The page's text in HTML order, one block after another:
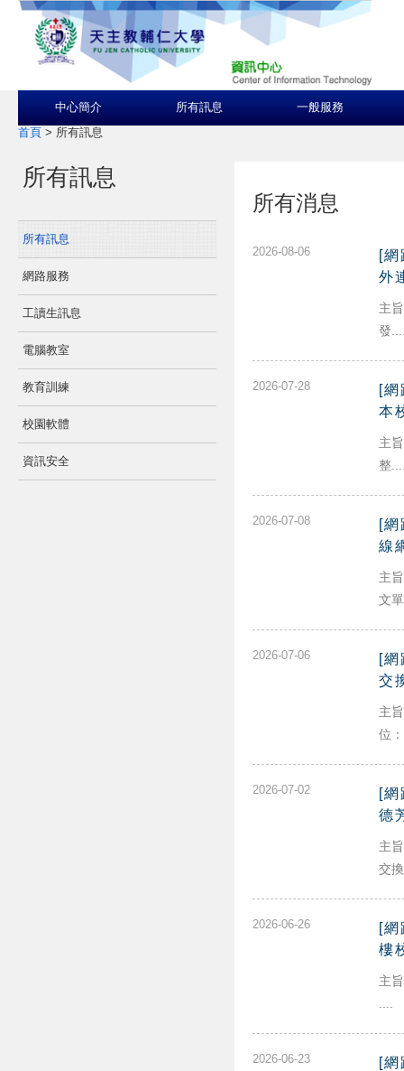
中心簡介 所有訊息 一般服務
首頁 > 所有訊息
所有訊息
所有訊息
網路服務
工讀生訊息
電腦教室
教育訓練
校園軟體
資訊安全
所有消息
2026-08-06
[
外
主
發
2026-07-28
[
本
主
整
2026-07-08
[
線
主
文
2026-07-06
[
交
主
位
2026-07-02
[
德
主
交
2026-06-26
[
樓
主
2026-06-23
[